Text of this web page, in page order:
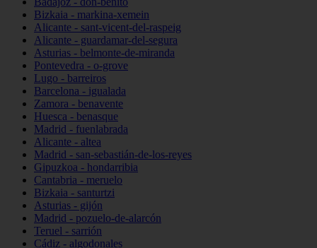
Bizkaia - markina-xemein
Alicante - sant-vicent-del-raspeig
Alicante - guardamar-del-segura
Asturias - belmonte-de-miranda
Pontevedra - o-grove
Lugo - barreiros
Barcelona - igualada
Zamora - benavente
Huesca - benasque
Madrid - fuenlabrada
Alicante - altea
Madrid - san-sebastián-de-los-reyes
Gipuzkoa - hondarribia
Cantabria - meruelo
Bizkaia - santurtzi
Asturias - gijón
Madrid - pozuelo-de-alarcón
Teruel - sarrión
Cádiz - algodonales